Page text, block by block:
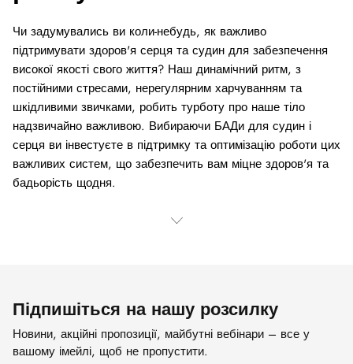
Чи задумувались ви коли-небудь, як важливо
підтримувати здоров'я серця та судин для забезпечення
високої якості свого життя? Наш динамічний ритм, з
постійними стресами, нерегулярним харчуванням та
шкідливими звичками, робить турботу про наше тіло
надзвичайно важливою. Вибираючи БАДи для судин і
серця ви інвестуєте в підтримку та оптимізацію роботи цих
важливих систем, що забезпечить вам міцне здоров'я та
бадьорість щодня.
Підпишіться на нашу розсилку
Новини, акційні пропозиції, майбутні вебінари – все у
вашому імейлі, щоб не пропустити.